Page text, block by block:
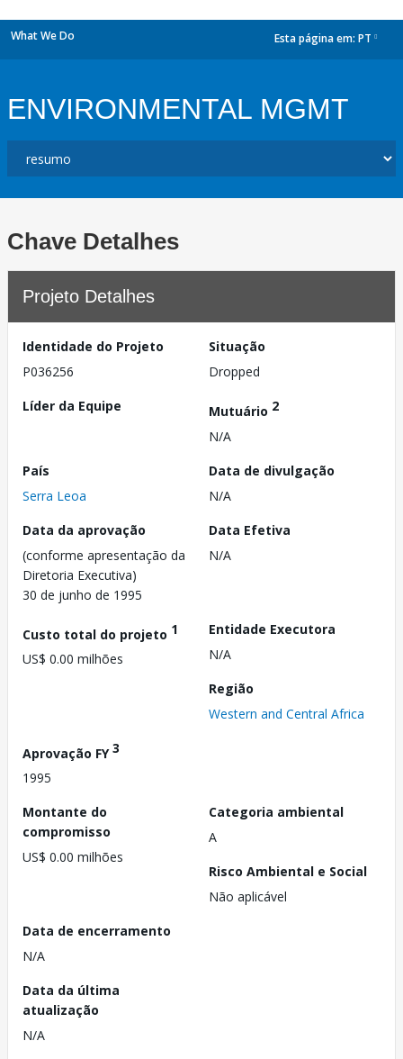
What We Do Esta página em: PT
ENVIRONMENTAL MGMT
Chave Detalhes
Projeto Detalhes
Identidade do Projeto
P036256
Situação
Dropped
Líder da Equipe
Mutuário 2
N/A
País
Serra Leoa
Data de divulgação
N/A
Data da aprovação
(conforme apresentação da
Diretoria Executiva)
30 de junho de 1995
Data Efetiva
N/A
Custo total do projeto 1
US$ 0.00 milhões
Entidade Executora
N/A
Região
Western and Central Africa
Aprovação FY3
1995
Montante do
compromisso
US$ 0.00 milhões
Categoria ambiental
A
Risco Ambiental e Social
Não aplicável
Data de encerramento
N/A
Data da última
atualização
N/A